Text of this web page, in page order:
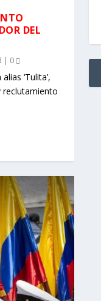
DEL
| 0
‘Tulita’,
reclutamiento